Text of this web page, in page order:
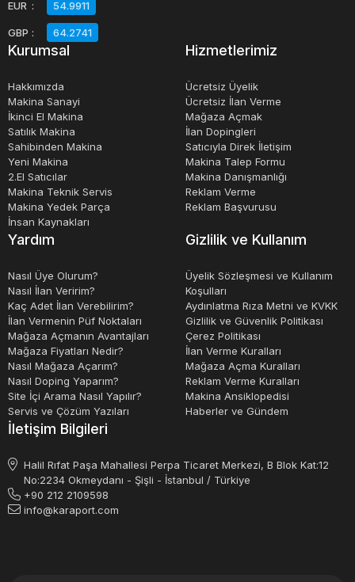
otomotiv endüstrisinde ve metal işleme işlemlerinde
yaygın olarak kullanılmaktadırlar. Ayrıca ahşap işleme,
tekstil, inşaat ve diğer birçok sektörde de kullanılırlar.
Kumpaslar, doğru ölçümler için periyodik olarak
kalibrasyon gerektirirler. Kalibrasyon işlemi, kumpasın
ölçü doğruluğunu kontrol ederek, sapmaları düzeltir ve
ölçümlerin doğruluğunu arttırır. Bu nedenle, kumpasların
doğru kullanımı ve bakımı son derece önemlidir.
Sonuç olarak, kumpaslar, hassas ölçümler için kullanılan
sanatsal işlerde de sıklıkla kullanılan kumpaslar, doğru
ölçüm sonuçları için periyodik kalibrasyon gerektirirler ve
doğru kullanım ve bakımları son derece önemlidir.
EUR : 54.9911
GBP : 64.2741
Kurumsal
Hakkımızda
Makina Sanayi
İkinci El Makina
Satılık Makina
Sahibinden Makina
Yeni Makina
2.El Satıcılar
Makina Teknik Servis
Makina Yedek Parça
İnsan Kaynakları
Hizmetlerimiz
Ücretsiz Üyelik
Ücretsiz İlan Verme
Mağaza Açmak
İlan Dopingleri
Satıcıyla Direk İletişim
Makina Talep Formu
Makina Danışmanlığı
Reklam Verme
Reklam Başvurusu
Yardım
Nasıl Üye Olurum?
Nasıl İlan Veririm?
Kaç Adet İlan Verebilirim?
İlan Vermenin Püf Noktaları
Mağaza Açmanın Avantajları
Mağaza Fiyatları Nedir?
Nasıl Mağaza Açarım?
Nasıl Doping Yaparım?
Site İçi Arama Nasıl Yapılır?
Servis ve Çözüm Yazıları
Gizlilik ve Kullanım
Üyelik Sözleşmesi ve Kullanım
Koşulları
Aydınlatma Rıza Metni ve KVKK
Gizlilik ve Güvenlik Politikası
Çerez Politikası
İlan Verme Kuralları
Mağaza Açma Kuralları
Reklam Verme Kuralları
Makina Ansiklopedisi
Haberler ve Gündem
İletişim Bilgileri
Halil Rıfat Paşa Mahallesi Perpa Ticaret Merkezi, B Blok Kat:12
No:2234 Okmeydanı - Şişli - İstanbul / Türkiye
+90 212 2109598
info@karaport.com